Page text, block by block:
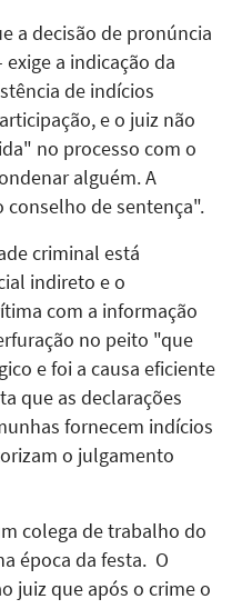
a decisão de pronúncia
a indicação da
de indícios
e o juiz não
no processo com o
alguém. A
conselho de sentença".
criminal está
indireto e o
com a informação
no peito "que
e foi a causa eficiente
que as declarações
fornecem indícios
o julgamento
colega de trabalho do
época da festa. O
juiz que após o crime o